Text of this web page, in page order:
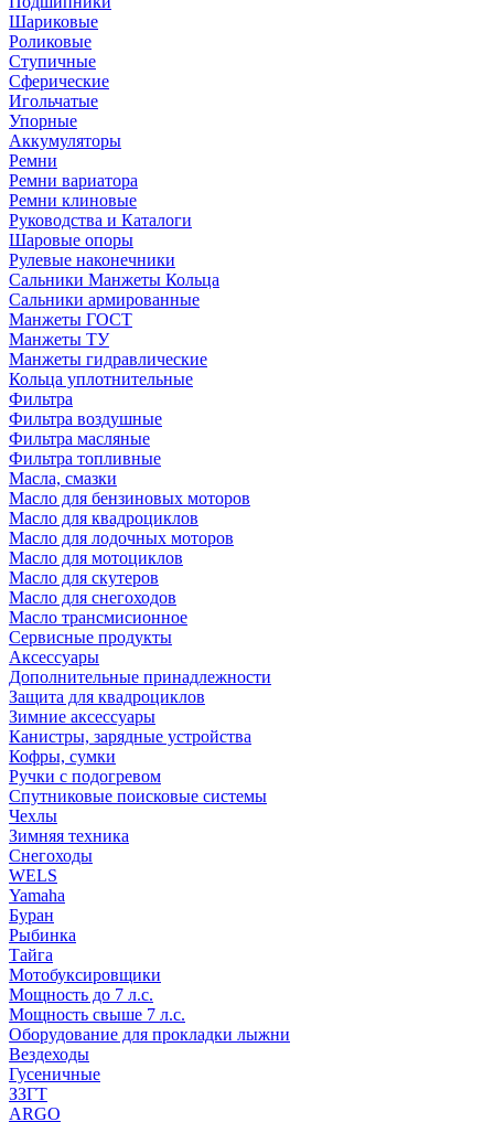
Шариковые
Роликовые
Ступичные
Сферические
Игольчатые
Упорные
Аккумуляторы
Ремни
Ремни вариатора
Ремни клиновые
Руководства и Каталоги
Шаровые опоры
Рулевые наконечники
Сальники Манжеты Кольца
Сальники армированные
Манжеты ГОСТ
Манжеты ТУ
Манжеты гидравлические
Кольца уплотнительные
Фильтра
Фильтра воздушные
Фильтра масляные
Фильтра топливные
Масла, смазки
Масло для бензиновых моторов
Масло для квадроциклов
Масло для лодочных моторов
Масло для мотоциклов
Масло для скутеров
Масло для снегоходов
Масло трансмисионное
Сервисные продукты
Аксессуары
Дополнительные принадлежности
Защита для квадроциклов
Зимние аксессуары
Канистры, зарядные устройства
Кофры, сумки
Ручки с подогревом
Спутниковые поисковые системы
Чехлы
Зимняя техника
Снегоходы
WELS
Yamaha
Буран
Рыбинка
Тайга
Мотобуксировщики
Мощность до 7 л.с.
Мощность свыше 7 л.с.
Оборудование для прокладки лыжни
Вездеходы
Гусеничные
ЗЗГТ
ARGO